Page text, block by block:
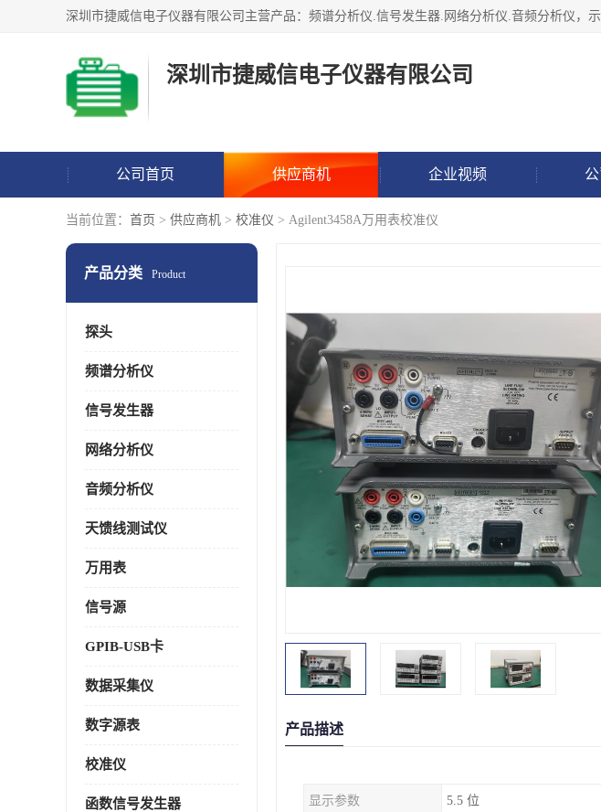
深圳市捷威信电子仪器有限公司
公司首页 供应商机 企业视频
当前位置： 首页 > 供应商机 > 校准仪 > Agilent3458A万用表校准仪
产品分类 Product
探头
频谱分析仪
信号发生器
网络分析仪
音频分析仪
天馈线测试仪
万用表
信号源
GPIB-USB卡
数据采集仪
数字源表
校准仪
函数信号发生器
产品描述
显示参数 5.5 位